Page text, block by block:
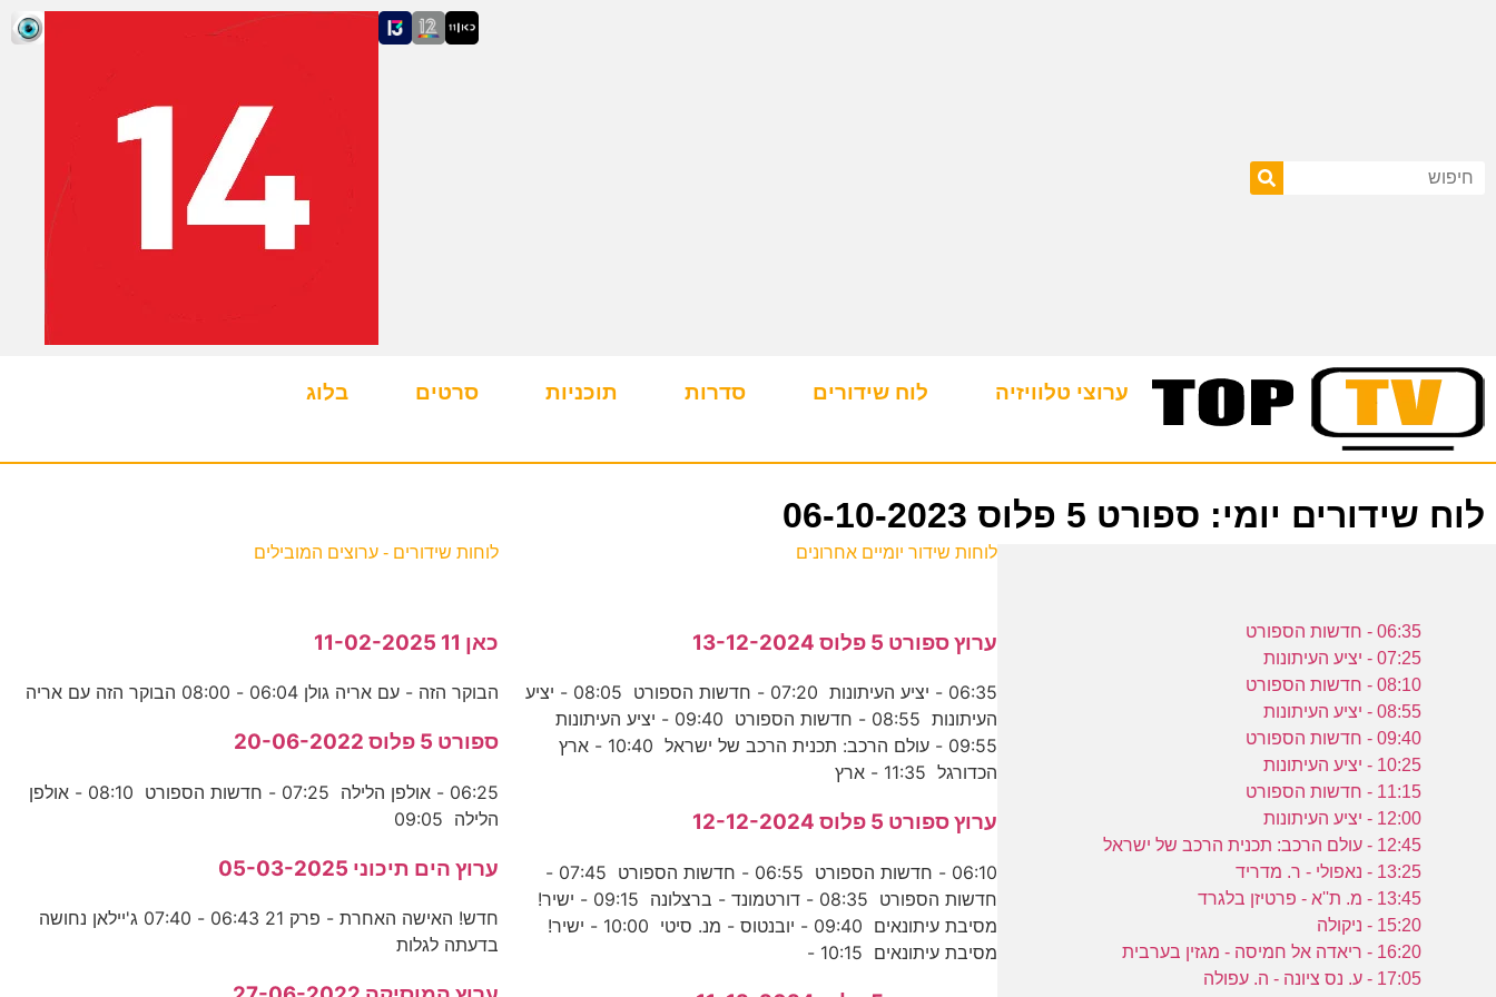
ערוצי טלוויזיה לוח שידורים סדרות תוכניות סרטים בלוג
לוח שידורים יומי: ספורט 5 פלוס 06-10-2023
06:35 - חדשות הספורט
07:25 - יציע העיתונות
08:10 - חדשות הספורט
08:55 - יציע העיתונות
09:40 - חדשות הספורט
10:25 - יציע העיתונות
11:15 - חדשות הספורט
12:00 - יציע העיתונות
12:45 - עולם הרכב: תכנית הרכב של ישראל
13:25 - נאפולי - ר. מדריד
13:45 - מ. ת''א - פרטיזן בלגרד
15:20 - ניקולה
16:20 - ריאדה אל חמיסה - מגזין בערבית
17:05 - ע. נס ציונה - ה. עפולה
לוחות שידור יומיים אחרונים
ערוץ ספורט 5 פלוס 13-12-2024
06:35 - יציע העיתונות 07:20 - חדשות הספורט 08:05 - יציע
העיתונות 08:55 - חדשות הספורט 09:40 - יציע העיתונות
09:55 - עולם הרכב: תכנית הרכב של ישראל 10:40 - ארץ
הכדורגל 11:35 - ארץ
ערוץ ספורט 5 פלוס 12-12-2024
06:10 - חדשות הספורט 06:55 - חדשות הספורט 07:45 -
חדשות הספורט 08:35 - דורטמונד - ברצלונה 09:15 - ישיר!
מסיבת עיתונאים 09:40 - יובנטוס - מנ. סיטי 10:00 - ישיר!
מסיבת עיתונאים 10:15 -
לוחות שידורים - ערוצים המובילים
כאן 11 11-02-2025
הבוקר הזה - עם אריה גולן 06:04 - 08:00 הבוקר הזה עם אריה
ספורט 5 פלוס 20-06-2022
06:25 - אולפן הלילה 07:25 - חדשות הספורט 08:10 - אולפן
הלילה 09:05
ערוץ הים תיכוני 05-03-2025
חדש! האישה האחרת - פרק 21 06:43 - 07:40 ג'יילאן נחושה
בדעתה לגלות